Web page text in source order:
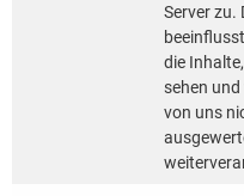
Der Schutz Ihrer
Server zu.
die
sehen und
von uns